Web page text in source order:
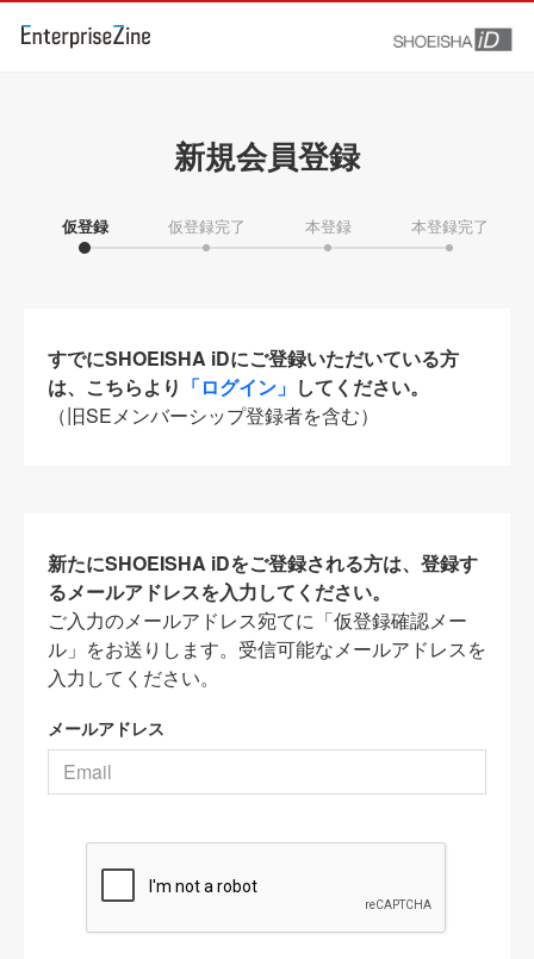
新規会員登録
仮登録 仮登録完了 本登録 本登録完了
すでにSHOEISHA iDにご登録いただいている方
は、こちらより 「ログイン」 してください。
（旧SEメンバーシップ登録者を含む）
新たにSHOEISHA iDをご登録される方は、登録す
るメールアドレスを入力してください。
ご入力のメールアドレス宛てに「仮登録確認メー
ル」をお送りします。受信可能なメールアドレスを
入力してください。
メールアドレス